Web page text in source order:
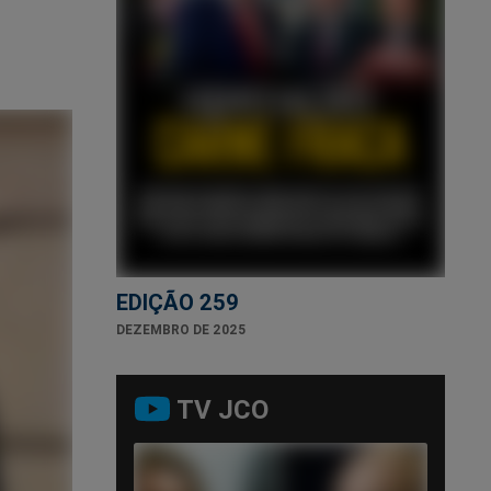
EDIÇÃO 259
DEZEMBRO DE 2025
TV JCO